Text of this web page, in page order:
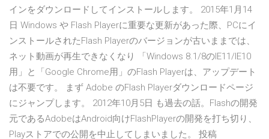
インをダウンロードしてインストールします。 2015年1月14
日 Windows や Flash Playerに重要な更新があった際、PCにイ
ンストールされたFlash Playerのバージョンが古いままでは、
ネット動画が再生できなくなり 「Windows 8.1/8のIE11/IE10
用」と「Google Chrome用」のFlash Playerは、アップデート
は不要です。 まず Adobe のFlash Playerダウンロードページ
にジャンプします。 2012年10月5日 も過去の話。Flashの開発
元であるAdobeはAndroid向けFlashPlayerの開発を打ち切り、
Playストアでの公開を中止してしまいました。 投稿